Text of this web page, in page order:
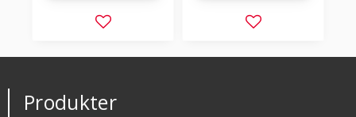
Lägg till i favoriter Lägg till i
Produkter